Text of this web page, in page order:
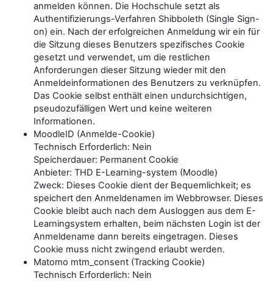
anmelden können. Die Hochschule setzt als
Authentifizierungs-Verfahren Shibboleth (Single Sign-
on) ein. Nach der erfolgreichen Anmeldung wir ein für
die Sitzung dieses Benutzers spezifisches Cookie
gesetzt und verwendet, um die restlichen
Anforderungen dieser Sitzung wieder mit den
Anmeldeinformationen des Benutzers zu verknüpfen.
Das Cookie selbst enthält einen undurchsichtigen,
pseudozufälligen Wert und keine weiteren
Informationen.
MoodleID (Anmelde-Cookie)
Technisch Erforderlich: Nein
Speicherdauer: Permanent Cookie
Anbieter: THD E-Learning-system (Moodle)
Zweck: Dieses Cookie dient der Bequemlichkeit; es
speichert den Anmeldenamen im Webbrowser. Dieses
Cookie bleibt auch nach dem Ausloggen aus dem E-
Learningsystem erhalten, beim nächsten Login ist der
Anmeldename dann bereits eingetragen. Dieses
Cookie muss nicht zwingend erlaubt werden.
Matomo mtm_consent (Tracking Cookie)
Technisch Erforderlich: Nein